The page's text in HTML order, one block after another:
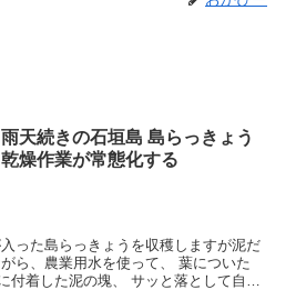
雨天続きの石垣島 島らっきょう
乾燥作業が常態化する
った島らっきょうを収穫しますが泥だ
ら、農業用水を使って、 葉についた
付着した泥の塊、 サッと落として自宅